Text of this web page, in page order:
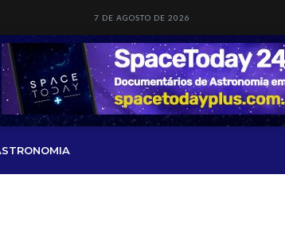
7 DE AGOSTO DE 2026